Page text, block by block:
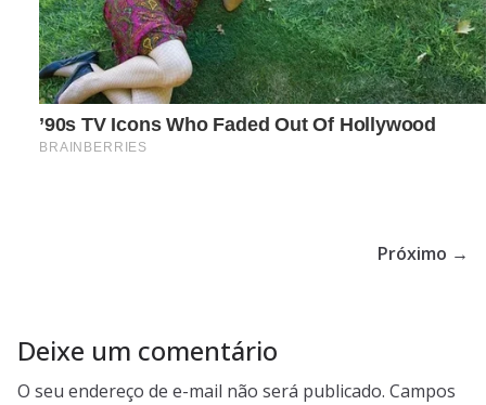
Próximo →
Deixe um comentário
O seu endereço de e-mail não será publicado. Campos